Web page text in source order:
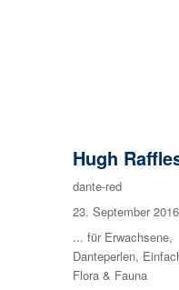
Hugh
Autor
dante-red
Veröffentlicht
am
23. September 2016
Kategorien
... für Erwachsene,
Danteperlen,
Flora & Fauna